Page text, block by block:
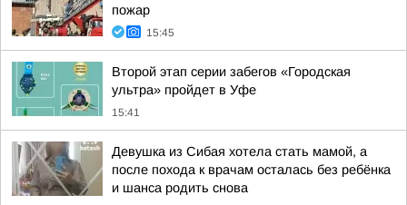
пожар
15:45
Второй этап серии забегов «Городская
ультра» пройдет в Уфе
15:41
Девушка из Сибая хотела стать мамой, а
после похода к врачам осталась без ребёнка
и шанса родить снова